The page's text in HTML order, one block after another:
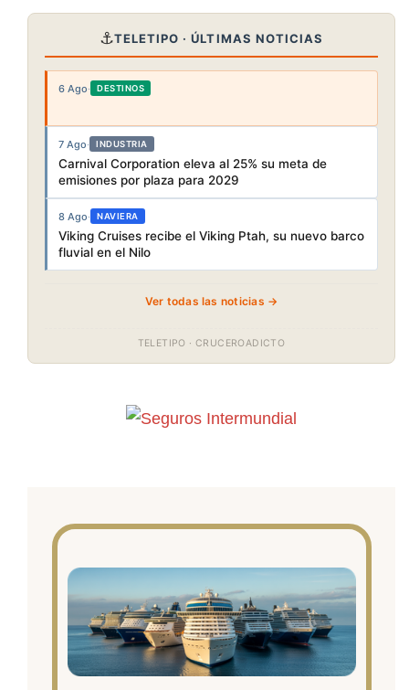
⚓TELETIPO · ÚLTIMAS NOTICIAS
6 Ago· DESTINOS
7 Ago· INDUSTRIA
Carnival Corporation eleva al 25% su meta de
emisiones por plaza para 2029
8 Ago· NAVIERA
Viking Cruises recibe el Viking Ptah, su nuevo barco
fluvial en el Nilo
Ver todas las noticias →
TELETIPO · CRUCEROADICTO